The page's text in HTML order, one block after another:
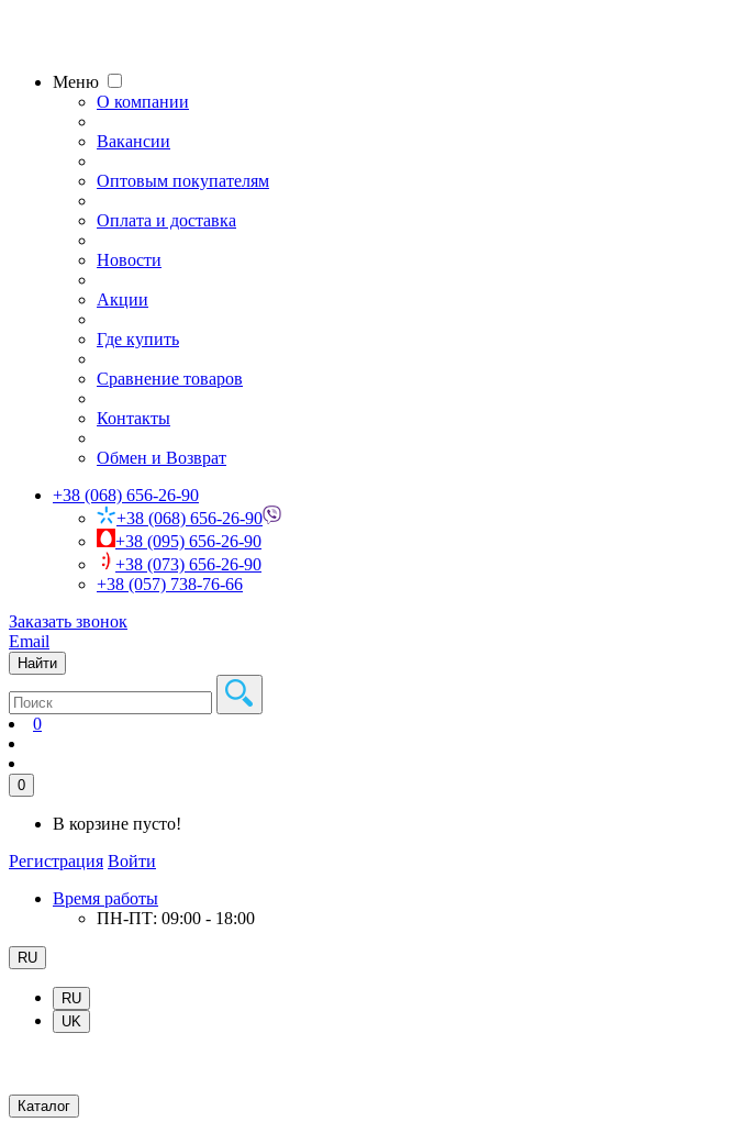
Меню
О компании
Вакансии
Оптовым покупателям
Оплата и доставка
Новости
Акции
Где купить
Сравнение товаров
Контакты
Обмен и Возврат
+38 (068) 656-26-90
+38 (068) 656-26-90
+38 (095) 656-26-90
+38 (073) 656-26-90
+38 (057) 738-76-66
Заказать звонок
Email
Найти
0
0
В корзине пусто!
Регистрация Войти
Время работы
ПН-ПТ: 09:00 - 18:00
RU
RU
UK
Каталог